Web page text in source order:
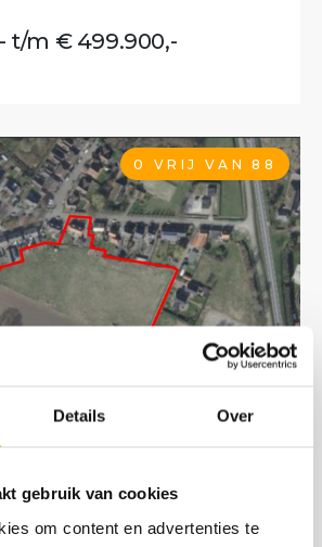
Details Over
gebruik van cookies
om content en advertenties te
t/m € 499.900,-
0 VRIJ VAN 88